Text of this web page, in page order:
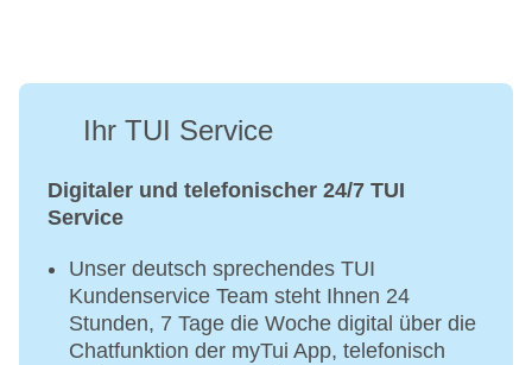
Ihr TUI Service
Digitaler und telefonischer 24/7 TUI
Service
Unser deutsch sprechendes TUI
Kundenservice Team steht Ihnen 24
Stunden, 7 Tage die Woche digital über die
Chatfunktion der myTui App, telefonisch